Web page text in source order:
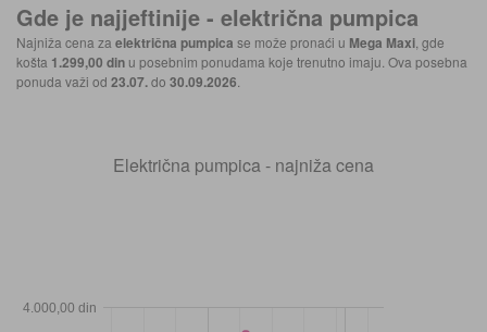
Gde je najjeftinije - električna pumpica
Najniža cena zaelektrična pumpica se može pronaći u Mega Maxi, gde
košta 1.299,00 din u posebnim ponudama koje trenutno imaju. Ova posebna
ponuda važi od 23.07.do 30.09.2026.
Električna pumpica - najniža cena
4.000,00 din